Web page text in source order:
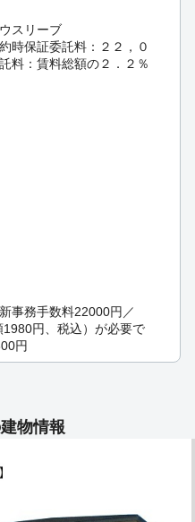
スリーブ
時保証委託料：２２，０
料：賃料総額の２．２％
事務手数料22000円／
円、税込）が必要で
円
物情報